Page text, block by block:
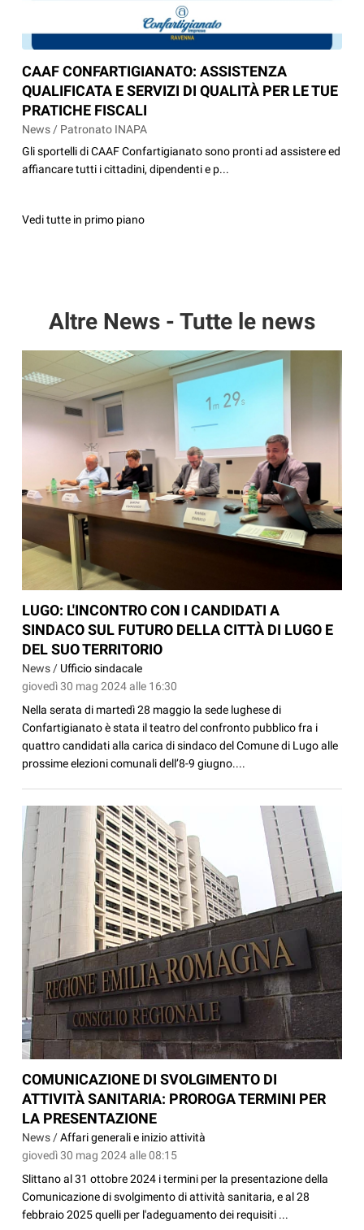
CAAF CONFARTIGIANATO: ASSISTENZA
QUALIFICATA E SERVIZI DI QUALITÀ PER LE TUE
PRATICHE FISCALI
News / Patronato INAPA
Gli sportelli di CAAF Confartigianato sono pronti ad assistere ed
affiancare tutti i cittadini, dipendenti e p...
Vedi tutte in primo piano
Altre News - Tutte le news
LUGO: L'INCONTRO CON I CANDIDATI A
SINDACO SUL FUTURO DELLA CITTÀ DI LUGO E
DEL SUO TERRITORIO
News / Ufficio sindacale
giovedì 30 mag 2024 alle 16:30
Nella serata di martedì 28 maggio la sede lughese di
Confartigianato è stata il teatro del confronto pubblico fra i
quattro candidati alla carica di sindaco del Comune di Lugo alle
prossime elezioni comunali dell’8-9 giugno....
COMUNICAZIONE DI SVOLGIMENTO DI
ATTIVITÀ SANITARIA: PROROGA TERMINI PER
LA PRESENTAZIONE
News /Affari generali e inizio attività
giovedì 30 mag 2024 alle 08:15
Slittano al 31 ottobre 2024 i termini per la presentazione della
Comunicazione di svolgimento di attività sanitaria, e al 28
febbraio 2025 quelli per l'adeguamento dei requisiti ...